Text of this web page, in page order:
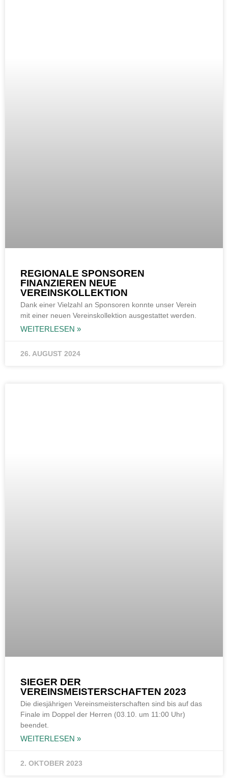
REGIONALE SPONSOREN
FINANZIEREN NEUE
VEREINSKOLLEKTION
Dank einer Vielzahl an Sponsoren konnte unser Verein
mit einer neuen Vereinskollektion ausgestattet werden.
WEITERLESEN »
26. AUGUST 2024
SIEGER DER
VEREINSMEISTERSCHAFTEN 2023
Die diesjährigen Vereinsmeisterschaften sind bis auf das
Finale im Doppel der Herren (03.10. um 11:00 Uhr)
beendet.
WEITERLESEN »
2. OKTOBER 2023